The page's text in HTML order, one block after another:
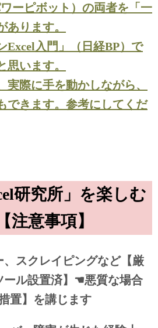
ーピボット）の両者を「一
あります。
Excel入門」（日経BP）で
思います。
実際に手を動かしながら、
できます。参考にしてくだ
研究所」を楽しむ
注意事項】
、スクレイピングなど【厳
ル設置済】☚悪質な場合
措置】を講じます